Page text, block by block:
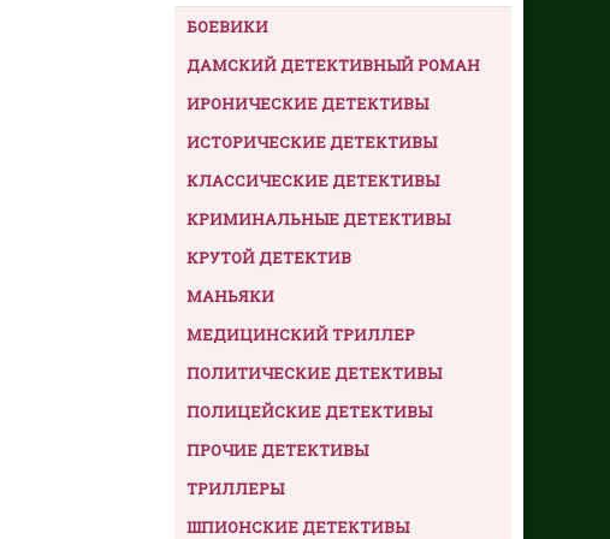
БОЕВИКИ
ДАМСКИЙ ДЕТЕКТИВНЫЙ РОМАН
ИРОНИЧЕСКИЕ ДЕТЕКТИВЫ
ИСТОРИЧЕСКИЕ ДЕТЕКТИВЫ
КЛАССИЧЕСКИЕ ДЕТЕКТИВЫ
КРИМИНАЛЬНЫЕ ДЕТЕКТИВЫ
КРУТОЙ ДЕТЕКТИВ
МАНЬЯКИ
МЕДИЦИНСКИЙ ТРИЛЛЕР
ПОЛИТИЧЕСКИЕ ДЕТЕКТИВЫ
ПОЛИЦЕЙСКИЕ ДЕТЕКТИВЫ
ПРОЧИЕ ДЕТЕКТИВЫ
ТРИЛЛЕРЫ
ШПИОНСКИЕ ДЕТЕКТИВЫ